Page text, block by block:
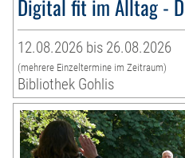
Digital fit im Alltag -
12.08.2026 bis 26.08.2026
(mehrere Einzeltermine im Zeitraum)
Bibliothek Gohlis